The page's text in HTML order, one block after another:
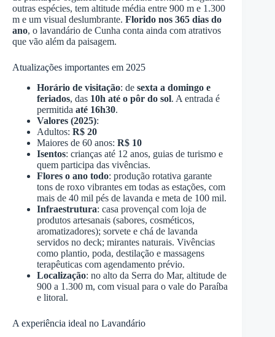
outras espécies, tem altitude média entre 900 m e 1.300
m e um visual deslumbrante. Florido nos 365 dias do
ano, o lavandário de Cunha conta ainda com atrativos
que vão além da paisagem.
Atualizações importantes em 2025
Horário de visitação: de sexta a domingo e
feriados, das 10h até o pôr do sol. A entrada é
permitida até 16h30.
Valores (2025):
Adultos: R$ 20
Maiores de 60 anos: R$ 10
Isentos: crianças até 12 anos, guias de turismo e
quem participa das vivências.
Flores o ano todo: produção rotativa garante
tons de roxo vibrantes em todas as estações, com
mais de 40 mil pés de lavanda e meta de 100 mil.
Infraestrutura: casa provençal com loja de
produtos artesanais (sabores, cosméticos,
aromatizadores); sorvete e chá de lavanda
servidos no deck; mirantes naturais. Vivências
como plantio, poda, destilação e massagens
terapêuticas com agendamento prévio.
Localização: no alto da Serra do Mar, altitude de
900 a 1.300 m, com visual para o vale do Paraíba
e litoral.
A experiência ideal no Lavandário